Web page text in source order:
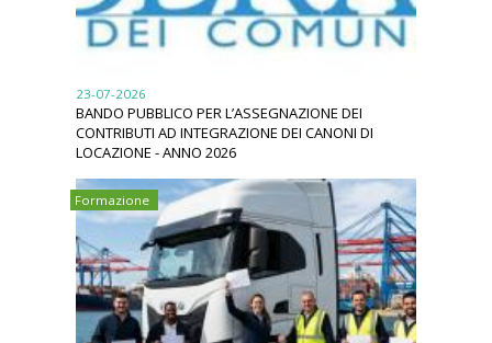
23-07-2026
BANDO PUBBLICO PER L’ASSEGNAZIONE DEI
CONTRIBUTI AD INTEGRAZIONE DEI CANONI DI
LOCAZIONE - ANNO 2026
Formazione